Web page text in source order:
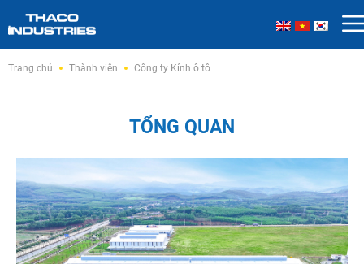
Trang chủ Thành viên Công ty Kính ô tô
TỔNG QUAN